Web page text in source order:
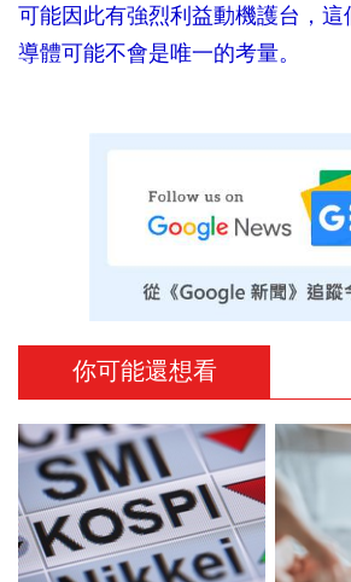
可能因此有強烈利益動機護台，
導體可能不會是唯一的考量。
你可能還想看